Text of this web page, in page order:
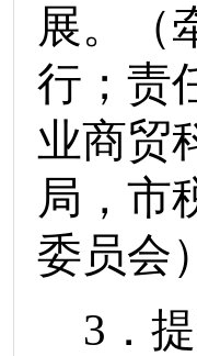
展。
（
行 ；责
业商贸
局 ， 市
委员会）
3 ．